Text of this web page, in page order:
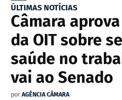
ÚLTIMAS NOTÍCIAS
Câmara
da OIT sobre
saúde no
vai ao Senado
por AGÊNCIA CÂMARA